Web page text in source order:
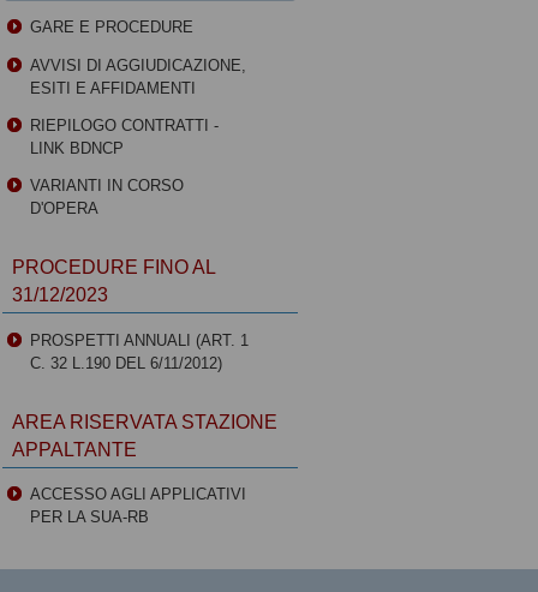
GARE E PROCEDURE
AVVISI DI AGGIUDICAZIONE,
ESITI E AFFIDAMENTI
RIEPILOGO CONTRATTI -
LINK BDNCP
VARIANTI IN CORSO
D'OPERA
PROCEDURE FINO AL
31/12/2023
PROSPETTI ANNUALI (ART. 1
C. 32 L.190 DEL 6/11/2012)
AREA RISERVATA STAZIONE
APPALTANTE
ACCESSO AGLI APPLICATIVI
PER LA SUA-RB